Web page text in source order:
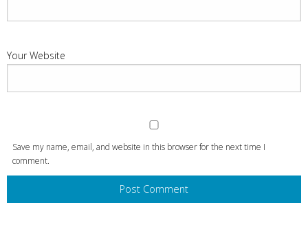
Your Website
Save my name, email, and website in this browser for the next time I
comment.